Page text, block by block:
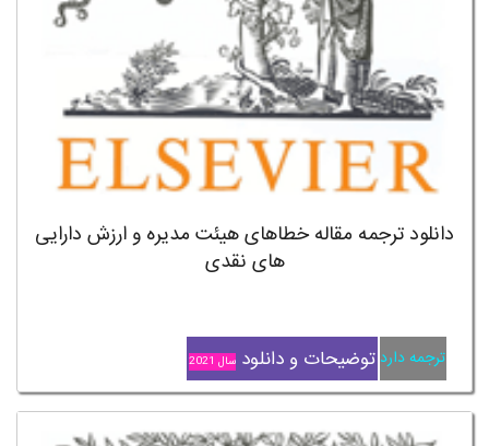
دانلود ترجمه مقاله خطاهای هیئت مدیره و ارزش دارایی
های نقدی
ترجمه دارد توضیحات و دانلود سال 2021